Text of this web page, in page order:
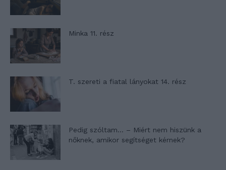
Minka 11. rész
T. szereti a fiatal lányokat 14. rész
Pedig szóltam… – Miért nem hiszünk a
nőknek, amikor segítséget kérnek?